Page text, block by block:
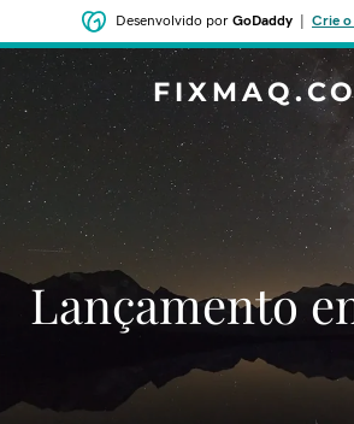
Desenvolvido por GoDaddy Crie o
‌‌Lançamento